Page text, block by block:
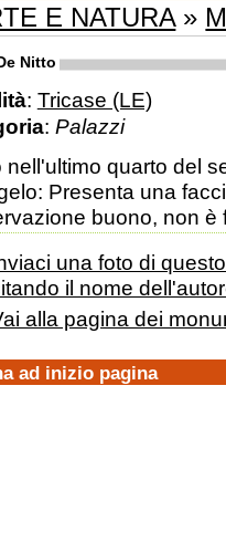
E NATURA»
Nitto
: Tricase (LE)
: Palazzi
nell'ultimo quarto del
Presenta una
buono, non è
una foto di
il nome
alla pagina dei
ad inizio pagina